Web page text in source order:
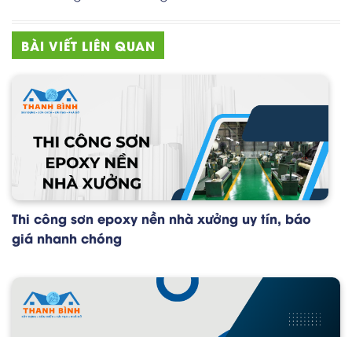
BÀI VIẾT LIÊN QUAN
Thi công sơn epoxy nền nhà xưởng uy tín, báo
giá nhanh chóng